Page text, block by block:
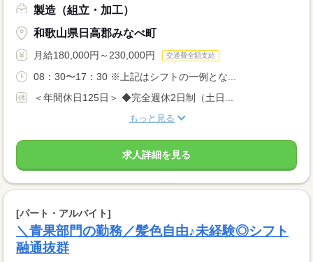
製造（組立・加工）
和歌山県日高郡みなべ町
月給180,000円～230,000円 交通費全額支給
08：30〜17：30 ※上記はシフトの一例とな...
＜年間休日125日＞ ◆完全週休2日制（土日...
もっと見る
求人詳細を見る
[パート・アルバイト]
＼青果部門の勤務／髪色自由♪未経験◎シフト
融通抜群